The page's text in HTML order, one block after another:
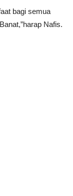
bagi semua
Nafis.